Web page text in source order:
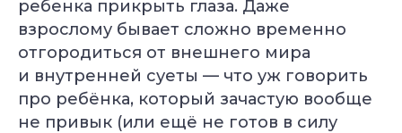
ребенка прикрыть глаза. Даже
взрослому бывает сложно временно
отгородиться от внешнего мира
и внутренней суеты — что уж говорить
про ребёнка, который зачастую вообще
не привык (или ещё не готов в силу